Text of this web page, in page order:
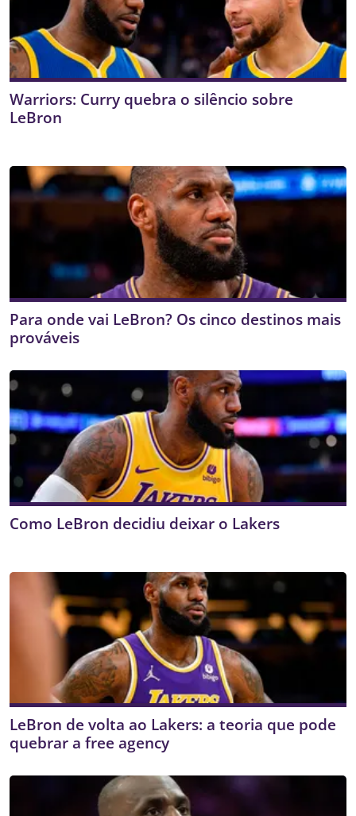
Warriors: Curry quebra o silêncio sobre
LeBron
Para onde vai LeBron? Os cinco destinos mais
prováveis
Como LeBron decidiu deixar o Lakers
LeBron de volta ao Lakers: a teoria que pode
quebrar a free agency